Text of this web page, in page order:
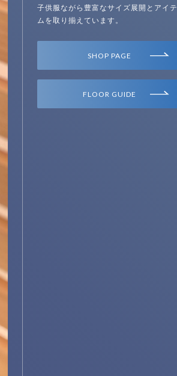
子供服ながら豊富なサイズ展開とアイテ
ムを取り揃えています。
SHOP PAGE
FLOOR GUIDE